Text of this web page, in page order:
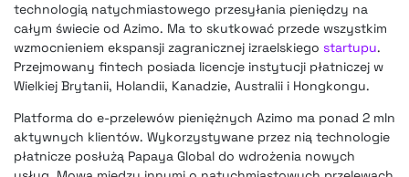
technologią natychmiastowego przesyłania pieniędzy na
całym świecie od Azimo. Ma to skutkować przede wszystkim
wzmocnieniem ekspansji zagranicznej izraelskiego startupu.
Przejmowany fintech posiada licencje instytucji płatniczej w
Wielkiej Brytanii, Holandii, Kanadzie, Australii i Hongkongu.
Platforma do e-przelewów pieniężnych Azimo ma ponad 2 mln
aktywnych klientów. Wykorzystywane przez nią technologie
płatnicze posłużą Papaya Global do wdrożenia nowych